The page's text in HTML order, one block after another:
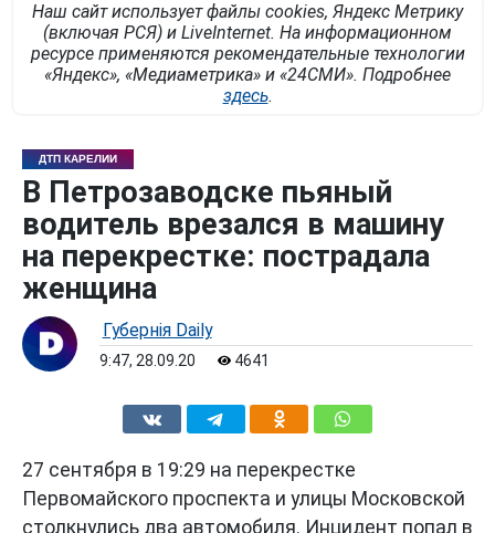
Наш сайт использует файлы cookies, Яндекс Метрику
(включая РСЯ) и LiveInternet. На информационном
ресурсе применяются рекомендательные технологии
«Яндекс», «Медиаметрика» и «24СМИ». Подробнее
здесь.
ДТП КАРЕЛИИ
В Петрозаводске пьяный
водитель врезался в машину
на перекрестке: пострадала
женщина
Губернiя Daily
9:47, 28.09.20 4641
27 сентября в 19:29 на перекрестке
Первомайского проспекта и улицы Московской
столкнулись два автомобиля. Инцидент попал в